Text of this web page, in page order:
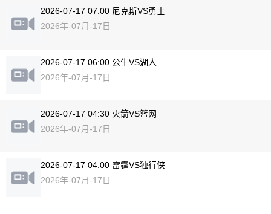
2026-07-17 07:00 尼克斯VS勇士
2026年-07月-17日
2026-07-17 06:00 公牛VS湖人
2026年-07月-17日
2026-07-17 04:30 火箭VS篮网
2026年-07月-17日
2026-07-17 04:00 雷霆VS独行侠
2026年-07月-17日